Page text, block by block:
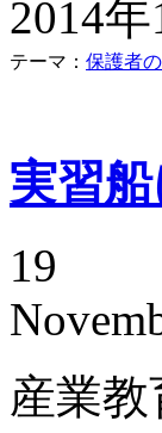
2014
テーマ： 保護者
実習
19
産業